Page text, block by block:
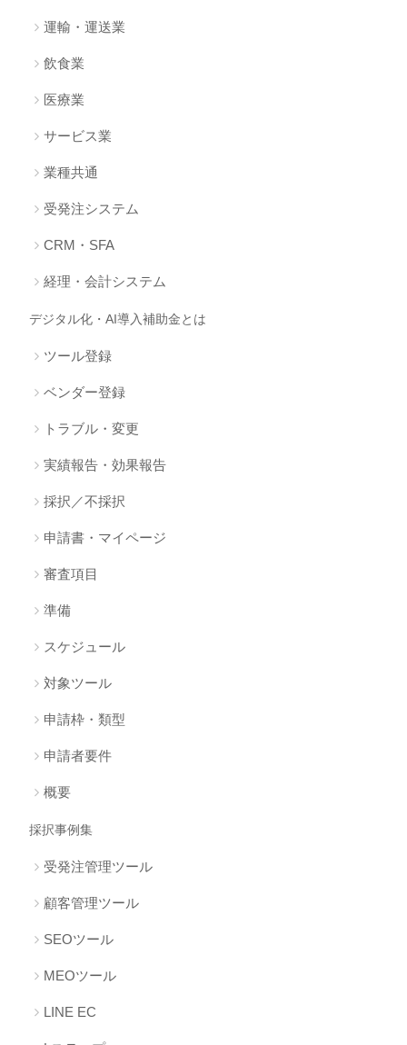
運輸・運送業
飲食業
医療業
サービス業
業種共通
受発注システム
CRM・SFA
経理・会計システム
デジタル化・AI導入補助金とは
ツール登録
ベンダー登録
トラブル・変更
実績報告・効果報告
採択／不採択
申請書・マイページ
審査項目
準備
スケジュール
対象ツール
申請枠・類型
申請者要件
概要
採択事例集
受発注管理ツール
顧客管理ツール
SEOツール
MEOツール
LINE EC